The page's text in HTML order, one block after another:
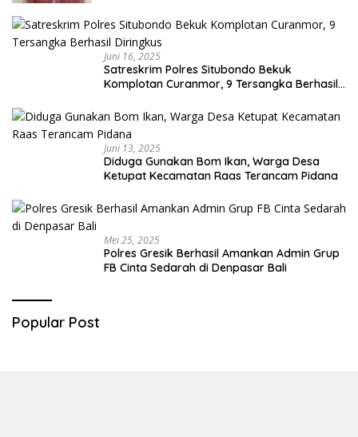
Juni 16, 2025
Satreskrim Polres Situbondo Bekuk
Komplotan Curanmor, 9 Tersangka Berhasil
Juni 13, 2025
Diduga Gunakan Bom Ikan, Warga Desa
Ketupat Kecamatan Raas Terancam Pidana
Mei 25, 2025
Polres Gresik Berhasil Amankan Admin Grup
FB Cinta Sedarah di Denpasar Bali
Popular Post